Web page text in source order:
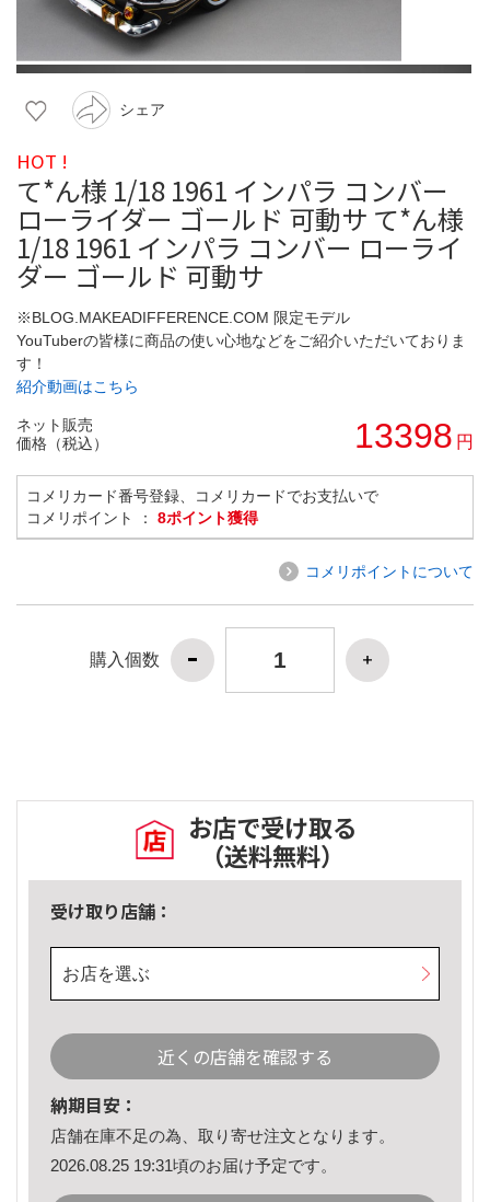
シェア
HOT !
て*ん様 1/18 1961 インパラ コンバー
ローライダー ゴールド 可動サ て*ん様
1/18 1961 インパラ コンバー ローライ
ダー ゴールド 可動サ
※BLOG.MAKEADIFFERENCE.COM 限定モデル
YouTuberの皆様に商品の使い心地などをご紹介いただいておりま
す！
紹介動画はこちら
ネット販売
価格（税込）
13398 円
コメリカード番号登録、コメリカードでお支払いで
コメリポイント ： 8ポイント獲得
コメリポイントについて
購入個数
お店で受け取る
（送料無料）
受け取り店舗：
お店を選ぶ
近くの店舗を確認する
納期目安：
店舗在庫不足の為、取り寄せ注文となります。
2026.08.25 19:31頃のお届け予定です。